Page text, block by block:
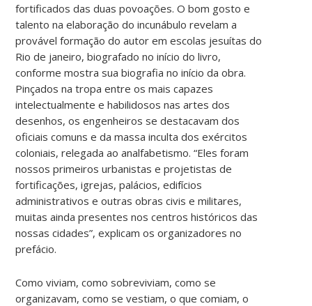
fortificados das duas povoações. O bom gosto e
talento na elaboração do incunábulo revelam a
provável formação do autor em escolas jesuítas do
Rio de janeiro, biografado no início do livro,
conforme mostra sua biografia no início da obra.
Pinçados na tropa entre os mais capazes
intelectualmente e habilidosos nas artes dos
desenhos, os engenheiros se destacavam dos
oficiais comuns e da massa inculta dos exércitos
coloniais, relegada ao analfabetismo. “Eles foram
nossos primeiros urbanistas e projetistas de
fortificações, igrejas, palácios, edifícios
administrativos e outras obras civis e militares,
muitas ainda presentes nos centros históricos das
nossas cidades”, explicam os organizadores no
prefácio.
Como viviam, como sobreviviam, como se
organizavam, como se vestiam, o que comiam, o